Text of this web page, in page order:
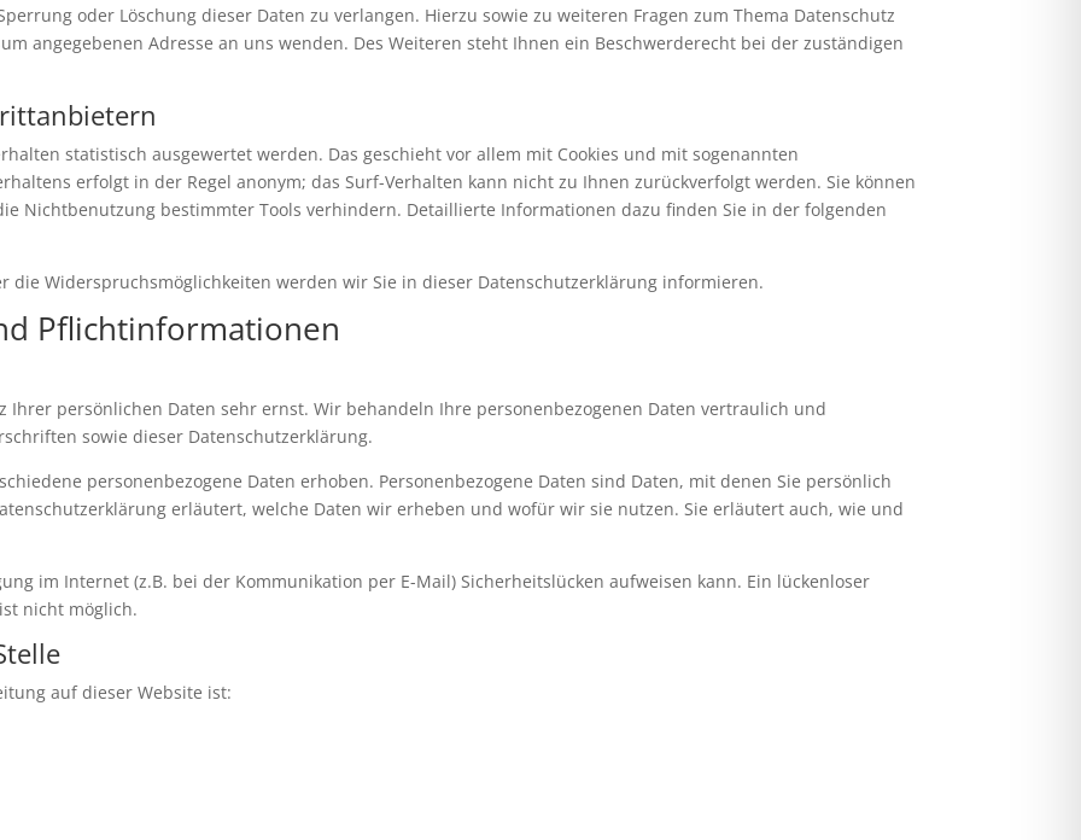
oder Löschung dieser Daten zu verlangen. Hierzu sowie zu weiteren Fragen zum Thema Datenschutz
angegebenen Adresse an uns wenden. Des Weiteren steht Ihnen ein Beschwerderecht bei der zuständigen
statistisch ausgewertet werden. Das geschieht vor allem mit Cookies und mit sogenannten
erfolgt in der Regel anonym; das Surf-Verhalten kann nicht zu Ihnen zurückverfolgt werden. Sie können
Nichtbenutzung bestimmter Tools verhindern. Detaillierte Informationen dazu finden Sie in der folgenden
die Widerspruchsmöglichkeiten werden wir Sie in dieser Datenschutzerklärung informieren.
Pflichtinformationen
Ihrer persönlichen Daten sehr ernst. Wir behandeln Ihre personenbezogenen Daten vertraulich und
sowie dieser Datenschutzerklärung.
personenbezogene Daten erhoben. Personenbezogene Daten sind Daten, mit denen Sie persönlich
erläutert, welche Daten wir erheben und wofür wir sie nutzen. Sie erläutert auch, wie und
im Internet (z.B. bei der Kommunikation per E-Mail) Sicherheitslücken aufweisen kann. Ein lückenloser
nicht möglich.
auf dieser Website ist: